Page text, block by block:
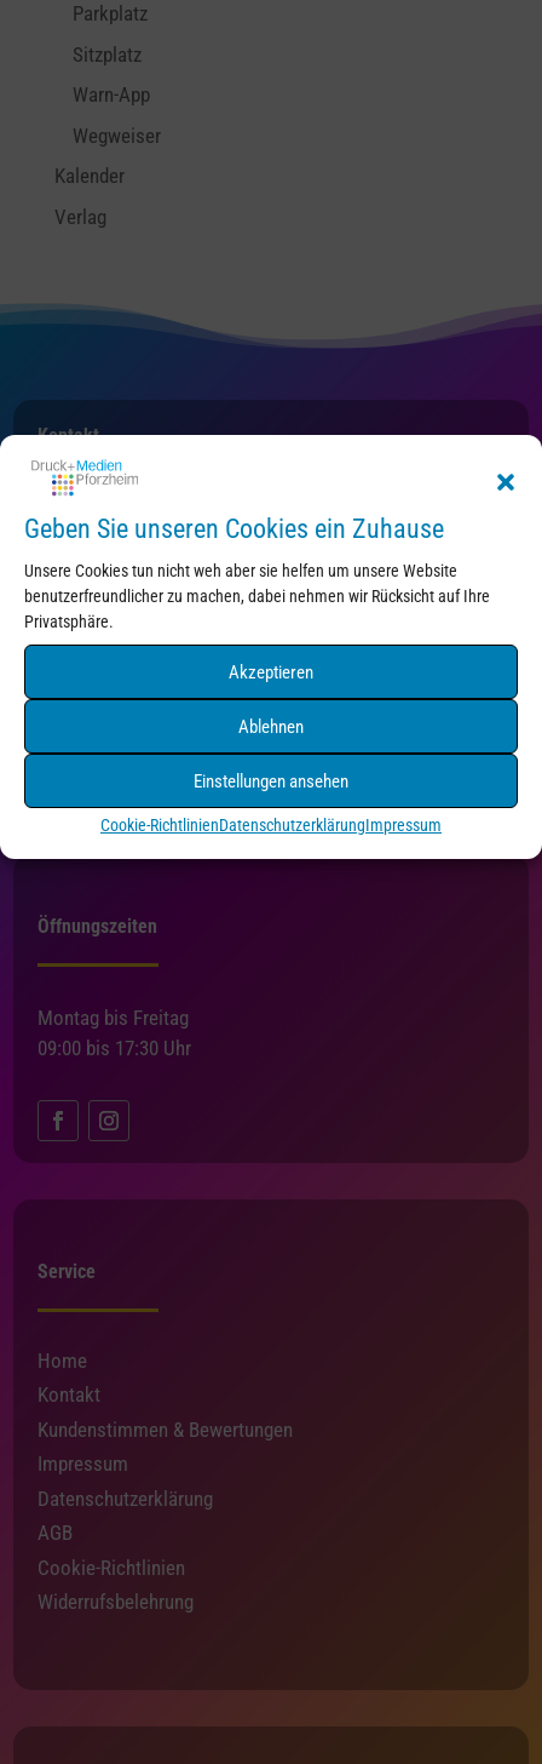
Geben Sie unseren Cookies ein Zuhause
Unsere Cookies tun nicht weh aber sie helfen um unsere Website
benutzerfreundlicher zu machen, dabei nehmen wir Rücksicht auf Ihre
Privatsphäre.
Akzeptieren
Ablehnen
Einstellungen ansehen
Cookie-RichtlinienDatenschutzerklärungImpressum
Parkplatz
Sitzplatz
Warn-App
Wegweiser
Kalender
Verlag
Kontakt
Druck+Medien Pforzheim
Holzgartenstraße 3
Tel. 07231/4550216
info@druckundmedien-pf.de
Öffnungszeiten
Montag bis Freitag
09:00 bis 17:30 Uhr
Service
Home
Kontakt
Kundenstimmen & Bewertungen
Impressum
Datenschutzerklärung
AGB
Cookie-Richtlinien
Widerrufsbelehrung